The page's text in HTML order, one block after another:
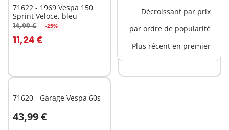
Décroissant par prix
par ordre de popularité
Plus récent en premier
71622 - 1969 Vespa 150
Sprint Veloce, bleu
14,99 € -25%
11,24 €
Au panier
71621 - 1969 Vespa 150
Sprint Veloce, vert clair
14,99 € -25%
11,24 €
Au panier
71620 - Garage Vespa 60s
43,99 €
Au panier